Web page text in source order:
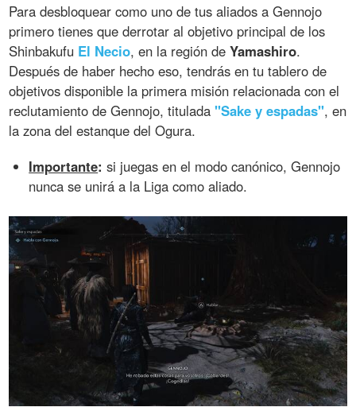
Para desbloquear como uno de tus aliados a Gennojo
primero tienes que derrotar al objetivo principal de los
Shinbakufu El Necio, en la región deYamashiro.
Después de haber hecho eso, tendrás en tu tablero de
objetivos disponible la primera misión relacionada con el
reclutamiento de Gennojo, titulada"Sake y espadas", en
la zona del estanque del Ogura.
Importante: si juegas en el modo canónico, Gennojo
nunca se unirá a la Liga como aliado.